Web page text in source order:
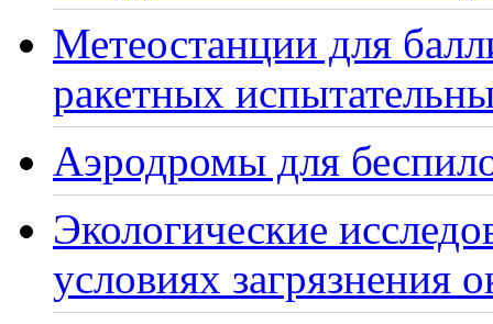
Метеостанции для
ракетных
Аэродромы для
Экологические
условиях загрязнения